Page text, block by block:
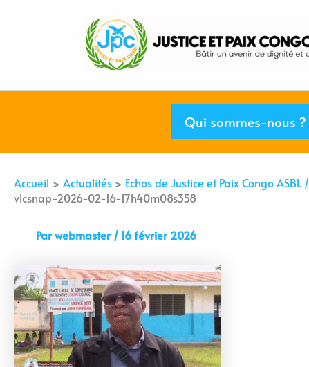
Qui sommes-nous ?
Accueil Actualités
Echos de Justice et Paix Congo
vlcsnap-2026-02-16-17h40m08s358
Parwebmaster/ 16 février 2026